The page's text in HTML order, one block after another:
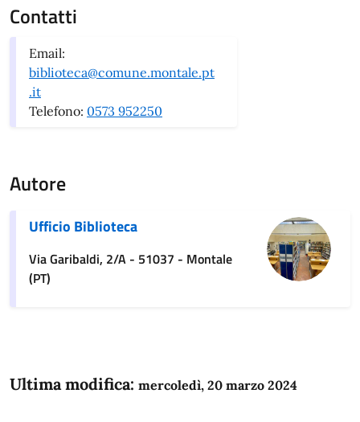
Contatti
Email:
biblioteca@comune.montale.pt
.it
Telefono: 0573 952250
Autore
Ufficio Biblioteca
Via Garibaldi, 2/A - 51037 - Montale
(PT)
Ultima modifica: mercoledì, 20 marzo 2024